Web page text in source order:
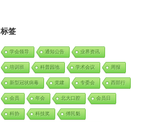
标签
学会领导 通知公告 业界资讯
培训班 科普园地 学术会议 周报
新型冠状病毒 党建 专委会 西部行
会员 年会 北大口腔 会员日
科协 科技奖 傅民魁